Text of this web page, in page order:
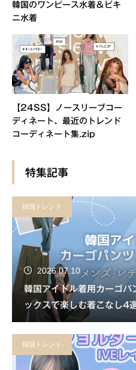
韓国のワンピース水着＆ビキ
ニ水着
【24SS】ノースリーブコー
ディネート、最近のトレンド
コーディネート集.zip
特集記事
韓国トレンド
2026.07.10
韓国アイドル着用カーゴパ
ックスで楽しむ着こなし4
韓国トレンド